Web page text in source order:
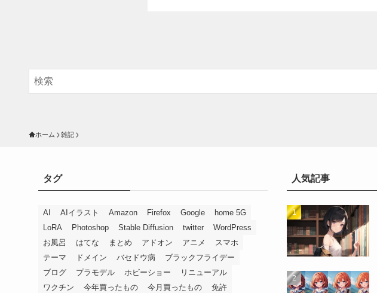
ホーム 雑記
タグ
AI AIイラスト Amazon Firefox Google
home 5G
LoRA
Photoshop Stable Diffusion twitter
WordPress
お風呂
はてな まとめ アドオン アニメ
スマホ
テーマ
ドメイン バセドウ病
ブラックフライデー
ブログ
プラモデル ホビーショー
リニューアル
ワクチン
今年買ったもの 今月買ったもの 免許
人気記事